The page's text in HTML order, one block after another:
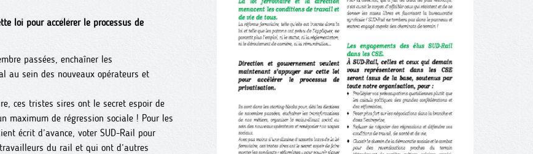
loi pour accélérer le processus de
passées, enchaîner les
au sein des nouveaux opérateurs et
ces tristes sires ont le secret espoir de
maximum de régression sociale ! Pour les
écrit d’avance, voter SUD-Rail pour
du rail et qui ont d’autres